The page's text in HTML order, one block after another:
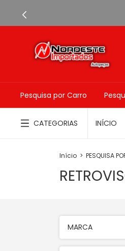
Pesquisa por Carro
CATEGORIAS INÍCIO
Início > PESQUISA
MARCA